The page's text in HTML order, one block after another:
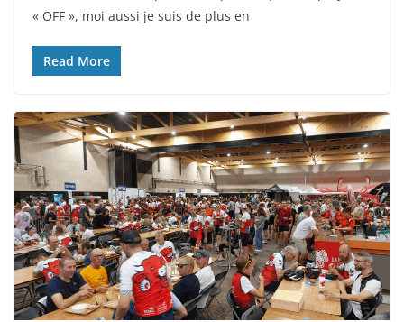
« OFF », moi aussi je suis de plus en
Read More